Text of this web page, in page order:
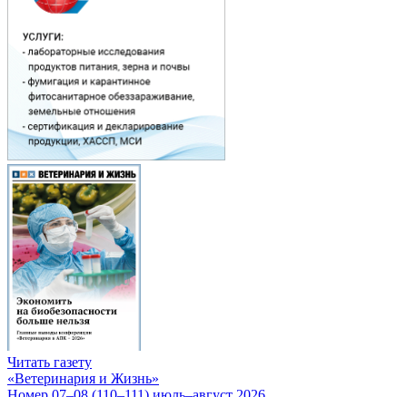
Читать газету
«Ветеринария и Жизнь»